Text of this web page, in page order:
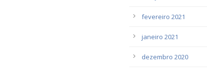
fevereiro 2021
janeiro 2021
dezembro 2020